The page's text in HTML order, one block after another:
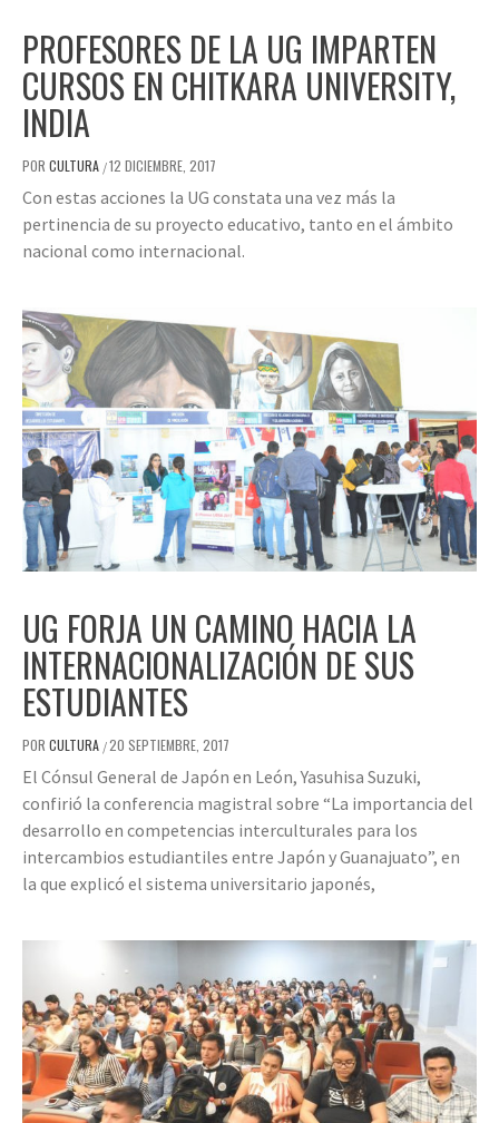
PROFESORES DE LA UG IMPARTEN
CURSOS EN CHITKARA UNIVERSITY,
INDIA
POR CULTURA /12 DICIEMBRE, 2017
Con estas acciones la UG constata una vez más la
pertinencia de su proyecto educativo, tanto en el ámbito
nacional como internacional.
UG FORJA UN CAMINO HACIA LA
INTERNACIONALIZACIÓN DE SUS
ESTUDIANTES
POR CULTURA /20 SEPTIEMBRE, 2017
El Cónsul General de Japón en León, Yasuhisa Suzuki,
confirió la conferencia magistral sobre “La importancia del
desarrollo en competencias interculturales para los
intercambios estudiantiles entre Japón y Guanajuato”, en
la que explicó el sistema universitario japonés,